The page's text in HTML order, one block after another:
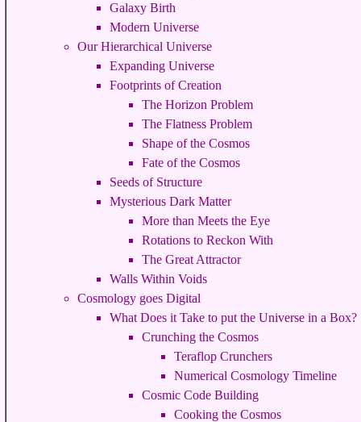
Galaxy Birth
Modern Universe
Our Hierarchical Universe
Expanding Universe
Footprints of Creation
The Horizon Problem
The Flatness Problem
Shape of the Cosmos
Fate of the Cosmos
Seeds of Structure
Mysterious Dark Matter
More than Meets the Eye
Rotations to Reckon With
The Great Attractor
Walls Within Voids
Cosmology goes Digital
What Does it Take to put the Universe in a Box?
Crunching the Cosmos
Teraflop Crunchers
Numerical Cosmology Timeline
Cosmic Code Building
Cooking the Cosmos